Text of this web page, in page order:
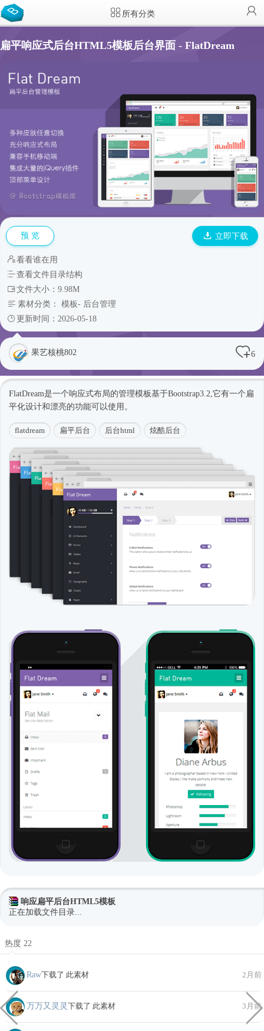
所有分类
扁平响应式后台HTML5模板后台界面 - FlatDream
预 览 立即下载
看看谁在用
查看文件目录结构
文件大小：9.98M
素材分类： 模板- 后台管理
更新时间：2026-05-18
果艺核桃802 6
FlatDream是一个响应式布局的管理模板基于Bootstrap3.2,它有一个扁
平化设计和漂亮的功能可以使用。
flatdream 扁平后台 后台html 炫酷后台
响应扁平后台HTML5模板
正在加载文件目录...
热度 22
Raw下载了 此素材 2月前
万万又灵灵 下载了 此素材 3月前